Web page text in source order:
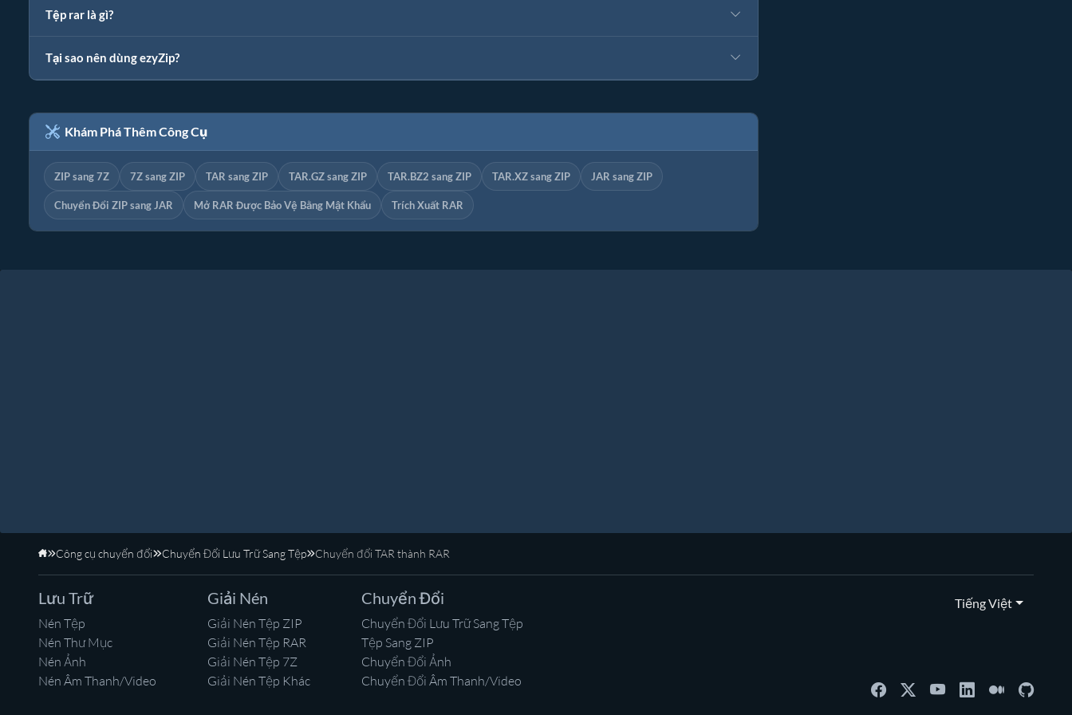
Tệp rar là gì?
Tại sao nên dùng ezyZip?
Khám Phá Thêm Công Cụ
ZIP sang 7Z 7Z sang ZIP TAR sang ZIP TAR.GZ sang ZIP TAR.BZ2 sang ZIP TAR.XZ sang ZIP JAR sang ZIP
Chuyển Đổi ZIP sang JAR Mở RAR Được Bảo Vệ Bằng Mật Khẩu Trích Xuất RAR
Trang Chủ
Công cụ chuyển đổi Chuyển Đổi Lưu Trữ Sang Tệp Chuyển đổi TAR thành RAR
Lưu Trữ
Nén Tệp
Nén Thư Mục
Nén Ảnh
Nén Âm Thanh/Video
Giải Nén
Giải Nén Tệp ZIP
Giải Nén Tệp RAR
Giải Nén Tệp 7Z
Giải Nén Tệp Khác
Chuyển Đổi
Chuyển Đổi Lưu Trữ Sang Tệp
Tệp Sang ZIP
Chuyển Đổi Ảnh
Chuyển Đổi Âm Thanh/Video
Tiếng Việt